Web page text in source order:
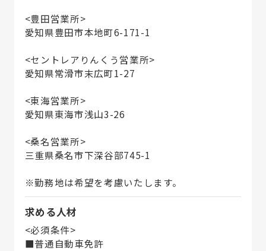
<豊田営業所>
愛知県豊田市本地町6-171-1
<セントレアりんくう営業所>
愛知県常滑市末広町1-27
<東海営業所>
愛知県東海市浅山3-26
<桑名営業所>
三重県桑名市下深谷部745-1
※勤務地は希望を考慮いたします。
求める人材
<必須条件>
■普通自動車免許